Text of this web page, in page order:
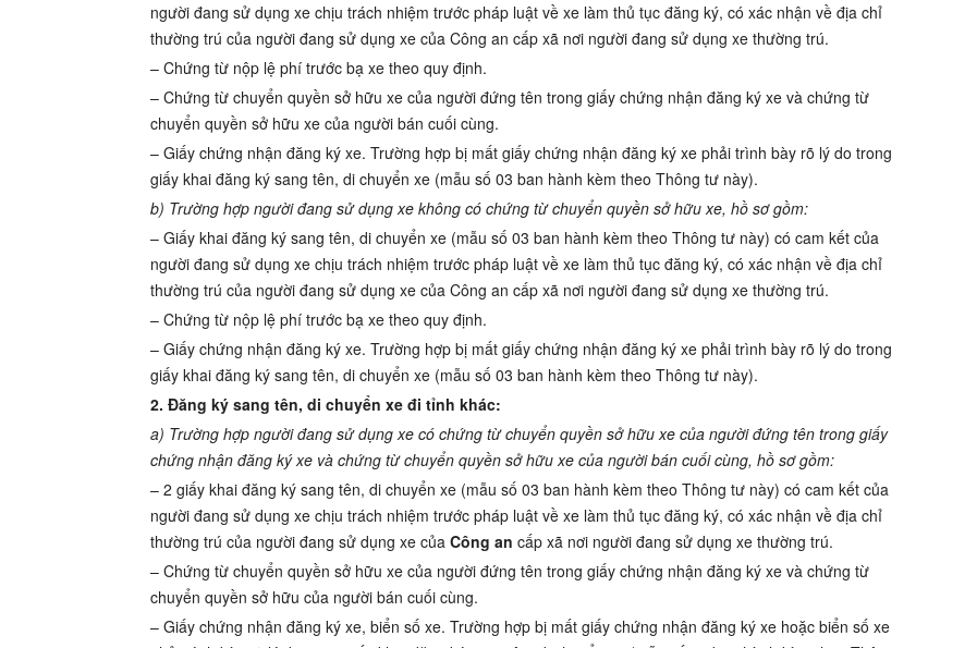
người đang sử dụng xe chịu trách nhiệm trước pháp luật về xe làm thủ tục đăng ký, có xác nhận về địa chỉ
thường trú của người đang sử dụng xe của Công an cấp xã nơi người đang sử dụng xe thường trú.
– Chứng từ nộp lệ phí trước bạ xe theo quy định.
– Chứng từ chuyển quyền sở hữu xe của người đứng tên trong giấy chứng nhận đăng ký xe và chứng từ
chuyển quyền sở hữu xe của người bán cuối cùng.
– Giấy chứng nhận đăng ký xe. Trường hợp bị mất giấy chứng nhận đăng ký xe phải trình bày rõ lý do trong
giấy khai đăng ký sang tên, di chuyển xe (mẫu số 03 ban hành kèm theo Thông tư này).
b) Trường hợp người đang sử dụng xe không có chứng từ chuyển quyền sở hữu xe, hồ sơ gồm:
– Giấy khai đăng ký sang tên, di chuyển xe (mẫu số 03 ban hành kèm theo Thông tư này) có cam kết của
người đang sử dụng xe chịu trách nhiệm trước pháp luật về xe làm thủ tục đăng ký, có xác nhận về địa chỉ
thường trú của người đang sử dụng xe của Công an cấp xã nơi người đang sử dụng xe thường trú.
– Chứng từ nộp lệ phí trước bạ xe theo quy định.
– Giấy chứng nhận đăng ký xe. Trường hợp bị mất giấy chứng nhận đăng ký xe phải trình bày rõ lý do trong
giấy khai đăng ký sang tên, di chuyển xe (mẫu số 03 ban hành kèm theo Thông tư này).
2. Đăng ký sang tên, di chuyển xe đi tỉnh khác:
a) Trường hợp người đang sử dụng xe có chứng từ chuyển quyền sở hữu xe của người đứng tên trong giấy
chứng nhận đăng ký xe và chứng từ chuyển quyền sở hữu xe của người bán cuối cùng, hồ sơ gồm:
– 2 giấy khai đăng ký sang tên, di chuyển xe (mẫu số 03 ban hành kèm theo Thông tư này) có cam kết của
người đang sử dụng xe chịu trách nhiệm trước pháp luật về xe làm thủ tục đăng ký, có xác nhận về địa chỉ
thường trú của người đang sử dụng xe của Công an cấp xã nơi người đang sử dụng xe thường trú.
– Chứng từ chuyển quyền sở hữu xe của người đứng tên trong giấy chứng nhận đăng ký xe và chứng từ
chuyển quyền sở hữu của người bán cuối cùng.
– Giấy chứng nhận đăng ký xe, biển số xe. Trường hợp bị mất giấy chứng nhận đăng ký xe hoặc biển số xe